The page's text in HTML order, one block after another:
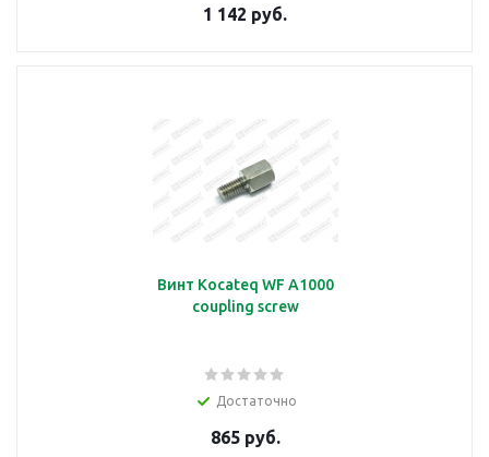
1 142 руб.
Винт Kocateq WF A1000
coupling screw
Достаточно
865 руб.